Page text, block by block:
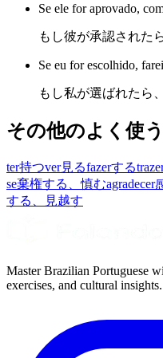
Se ele for aprovado,
もし彼が承認された
Se eu for escolhido,
もし私が選ばれたら
その他のよく使
ter持つver見るfazerする
se棄権する、慎むagradecer
する、見越す
Master Brazilian Portuguese
exercises, and cultural insights.